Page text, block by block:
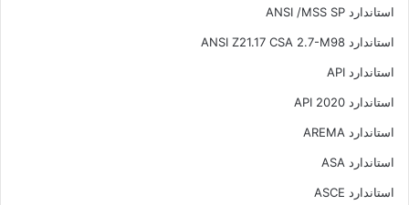
استاندارد ANSI /MSS SP
استاندارد ANSI Z21.17 CSA 2.7-M98
استاندارد API
استاندارد API 2020
استاندارد AREMA
استاندارد ASA
استاندارد ASCE